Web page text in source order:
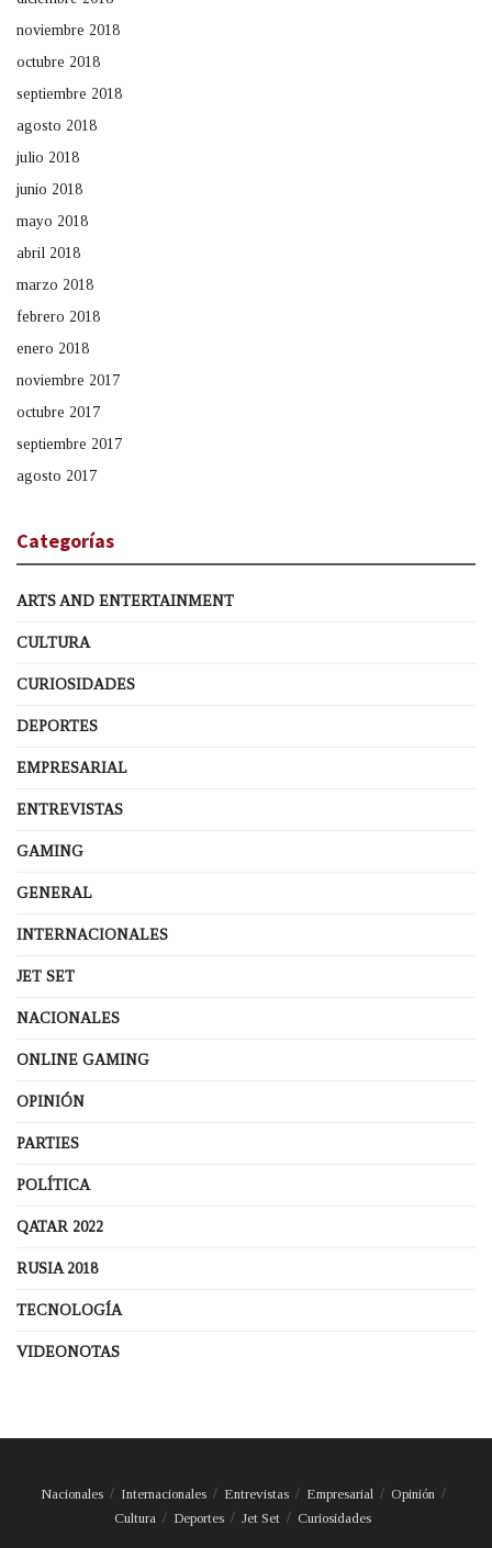
noviembre 2018
octubre 2018
septiembre 2018
agosto 2018
julio 2018
junio 2018
mayo 2018
abril 2018
marzo 2018
febrero 2018
enero 2018
noviembre 2017
octubre 2017
septiembre 2017
agosto 2017
Categorías
ARTS AND ENTERTAINMENT
CULTURA
CURIOSIDADES
DEPORTES
EMPRESARIAL
ENTREVISTAS
GAMING
GENERAL
INTERNACIONALES
JET SET
NACIONALES
ONLINE GAMING
OPINIÓN
PARTIES
POLÍTICA
QATAR 2022
RUSIA 2018
TECNOLOGÍA
VIDEONOTAS
Nacionales Internacionales Entrevistas Empresarial
Opinión
Cultura
Deportes Jet Set Curiosidades